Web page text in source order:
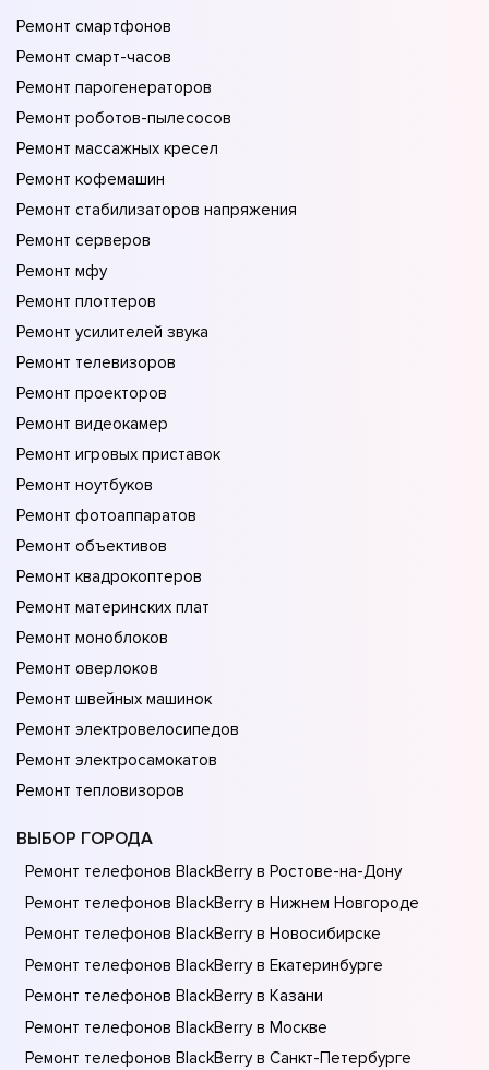
Ремонт смартфонов
Ремонт смарт-часов
Ремонт парогенераторов
Ремонт роботов-пылесосов
Ремонт массажных кресел
Ремонт кофемашин
Ремонт стабилизаторов напряжения
Ремонт серверов
Ремонт мфу
Ремонт плоттеров
Ремонт усилителей звука
Ремонт телевизоров
Ремонт проекторов
Ремонт видеокамер
Ремонт игровых приставок
Ремонт ноутбуков
Ремонт фотоаппаратов
Ремонт объективов
Ремонт квадрокоптеров
Ремонт материнских плат
Ремонт моноблоков
Ремонт оверлоков
Ремонт швейных машинок
Ремонт электровелосипедов
Ремонт электросамокатов
Ремонт тепловизоров
ВЫБОР ГОРОДА
Ремонт телефонов BlackBerry в Ростове-на-Донy
Ремонт телефонов BlackBerry в Нижнем Новгороде
Ремонт телефонов BlackBerry в Новосибирске
Ремонт телефонов BlackBerry в Екатеринбурге
Ремонт телефонов BlackBerry в Казани
Ремонт телефонов BlackBerry в Москве
Ремонт телефонов BlackBerry в Санкт-Петербурге